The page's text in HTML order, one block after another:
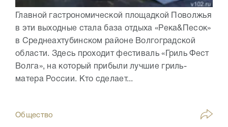
Главной гастрономической площадкой Поволжья
в эти выходные стала база отдыха «Река&Песок»
в Среднеахтубинском районе Волгоградской
области. Здесь проходит фестиваль «Гриль Фест
Волга», на который прибыли лучшие гриль-
матера России. Кто сделает...
Общество